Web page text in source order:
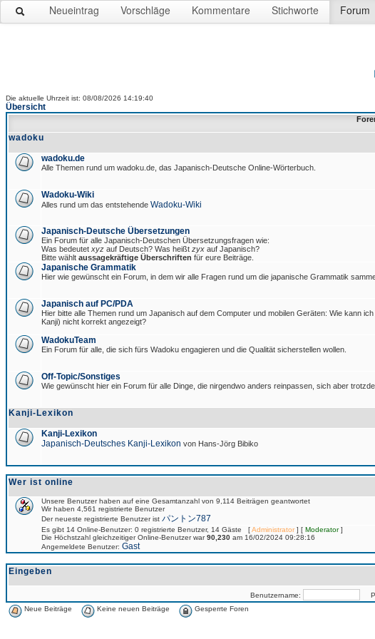
Neueintrag Vorschläge Kommentare Stichworte Forum
Die aktuelle Uhrzeit ist: 08/08/2026 14:19:40
Übersicht
wadoku
wadoku.de
Alle Themen rund um wadoku.de, das Japanisch-Deutsche Online-Wörterbuch.
Wadoku-Wiki
Alles rund um das entstehende Wadoku-Wiki
Japanisch-Deutsche Übersetzungen
Ein Forum für alle Japanisch-Deutschen Übersetzungsfragen wie:
Was bedeutet xyz auf Deutsch? Was heißt zyx auf Japanisch?
Bitte wählt aussagekräftige Überschriften für eure Beiträge.
Japanische Grammatik
Hier wie gewünscht ein Forum, in dem wir alle Fragen rund um die japanische Grammatik
Japanisch auf PC/PDA
Hier bitte alle Themen rund um Japanisch auf dem Computer und mobilen Geräten: Wie kann
Kanji) nicht korrekt angezeigt?
WadokuTeam
Ein Forum für alle, die sich fürs Wadoku engagieren und die Qualität sicherstellen wollen.
Off-Topic/Sonstiges
Wie gewünscht hier ein Forum für alle Dinge, die nirgendwo anders reinpassen, sich aber
Kanji-Lexikon
Kanji-Lexikon
Japanisch-Deutsches Kanji-Lexikon von Hans-Jörg Bibiko
Wer ist online
Unsere Benutzer haben auf eine Gesamtanzahl von 9,114 Beiträgen geantwortet
Wir haben 4,561 registrierte Benutzer
Der neueste registrierte Benutzer ist パントン787
Es gibt 14 Online-Benutzer: 0 registrierte Benutzer, 14 Gäste [Administrator] [ Moderator]
Die Höchstzahl gleichzeitiger Online-Benutzer war90,230 am 16/02/2024 09:28:16
Angemeldete Benutzer: Gast
Eingeben
Benutzername:
Neue Beiträge Keine neuen Beiträge Gesperrte Foren